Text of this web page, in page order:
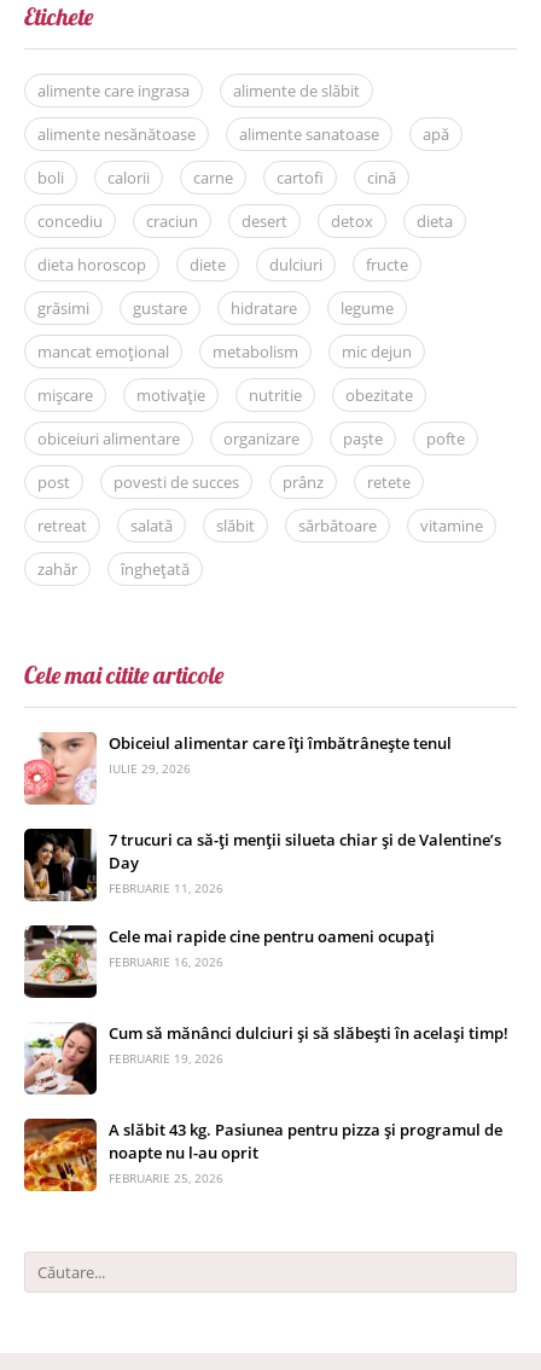
Etichete
alimente care ingrasa
alimente de slăbit
alimente nesănătoase
alimente sanatoase
apă
boli
calorii carne cartofi
cină
concediu
craciun desert detox
dieta
dieta horoscop
diete dulciuri
fructe
grăsimi
gustare hidratare
legume
mancat emoțional
metabolism
mic dejun
mișcare
motivație nutritie
obezitate
obiceiuri alimentare
organizare paște
pofte
post
povesti de succes prânz
retete
retreat
salată slăbit sărbătoare
vitamine
zahăr
înghețată
Cele mai citite articole
Obiceiul alimentar care îți îmbătrânește tenul
IULIE 29, 2026
7 trucuri ca să-ți menții silueta chiar și de Valentine’s
Day
FEBRUARIE 11, 2026
Cele mai rapide cine pentru oameni ocupați
FEBRUARIE 16, 2026
Cum să mănânci dulciuri și să slăbești în același timp!
FEBRUARIE 19, 2026
A slăbit 43 kg. Pasiunea pentru pizza și programul de
noapte nu l-au oprit
FEBRUARIE 25, 2026